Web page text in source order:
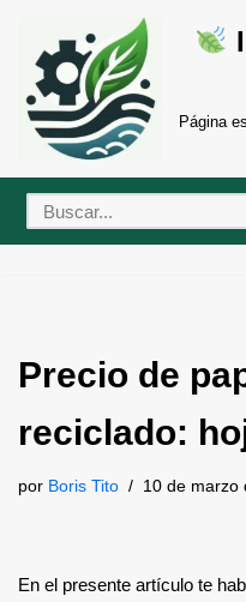
Saltar
al
contenido
Página
Precio de
reciclado:
por Boris Tito 10 de marzo
En el presente artículo te